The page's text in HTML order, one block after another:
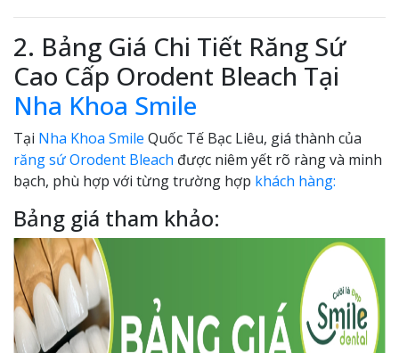
2. Bảng Giá Chi Tiết Răng Sứ
Cao Cấp Orodent Bleach Tại
Nha Khoa Smile
Tại Nha Khoa Smile Quốc Tế Bạc Liêu, giá thành của
răng sứ Orodent Bleach được niêm yết rõ ràng và minh
bạch, phù hợp với từng trường hợp khách hàng:
Bảng giá tham khảo: